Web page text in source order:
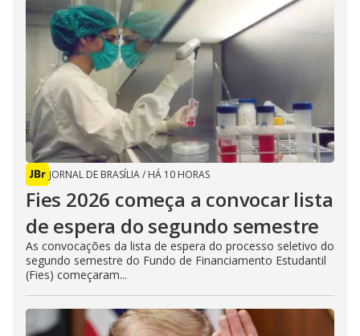
JORNAL DE BRASÍLIA/ HÁ 10 HORAS
Fies 2026 começa a convocar lista
de espera do segundo semestre
As convocações da lista de espera do processo seletivo do
segundo semestre do Fundo de Financiamento Estudantil
(Fies) começaram...